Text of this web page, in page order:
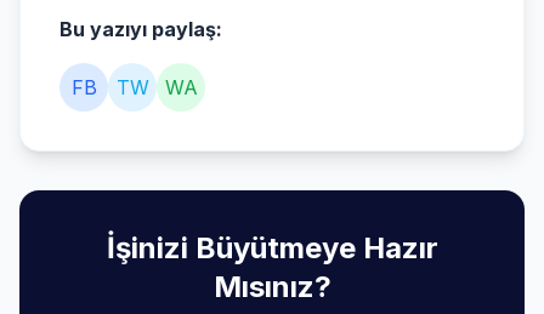
Bu yazıyı paylaş:
FB TW WA
İşinizi Büyütmeye Hazır
Mısınız?